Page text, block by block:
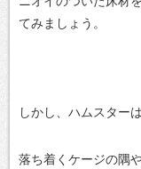
てみましょう。
しかし、ハムスター
落ち着くケージの隅